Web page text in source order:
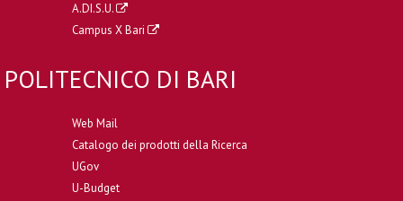
A.DI.S.U.
Campus X Bari
POLITECNICO DI BARI
Web Mail
Catalogo dei prodotti della Ricerca
UGov
U-Budget